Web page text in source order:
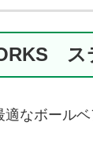
ス
適なボール